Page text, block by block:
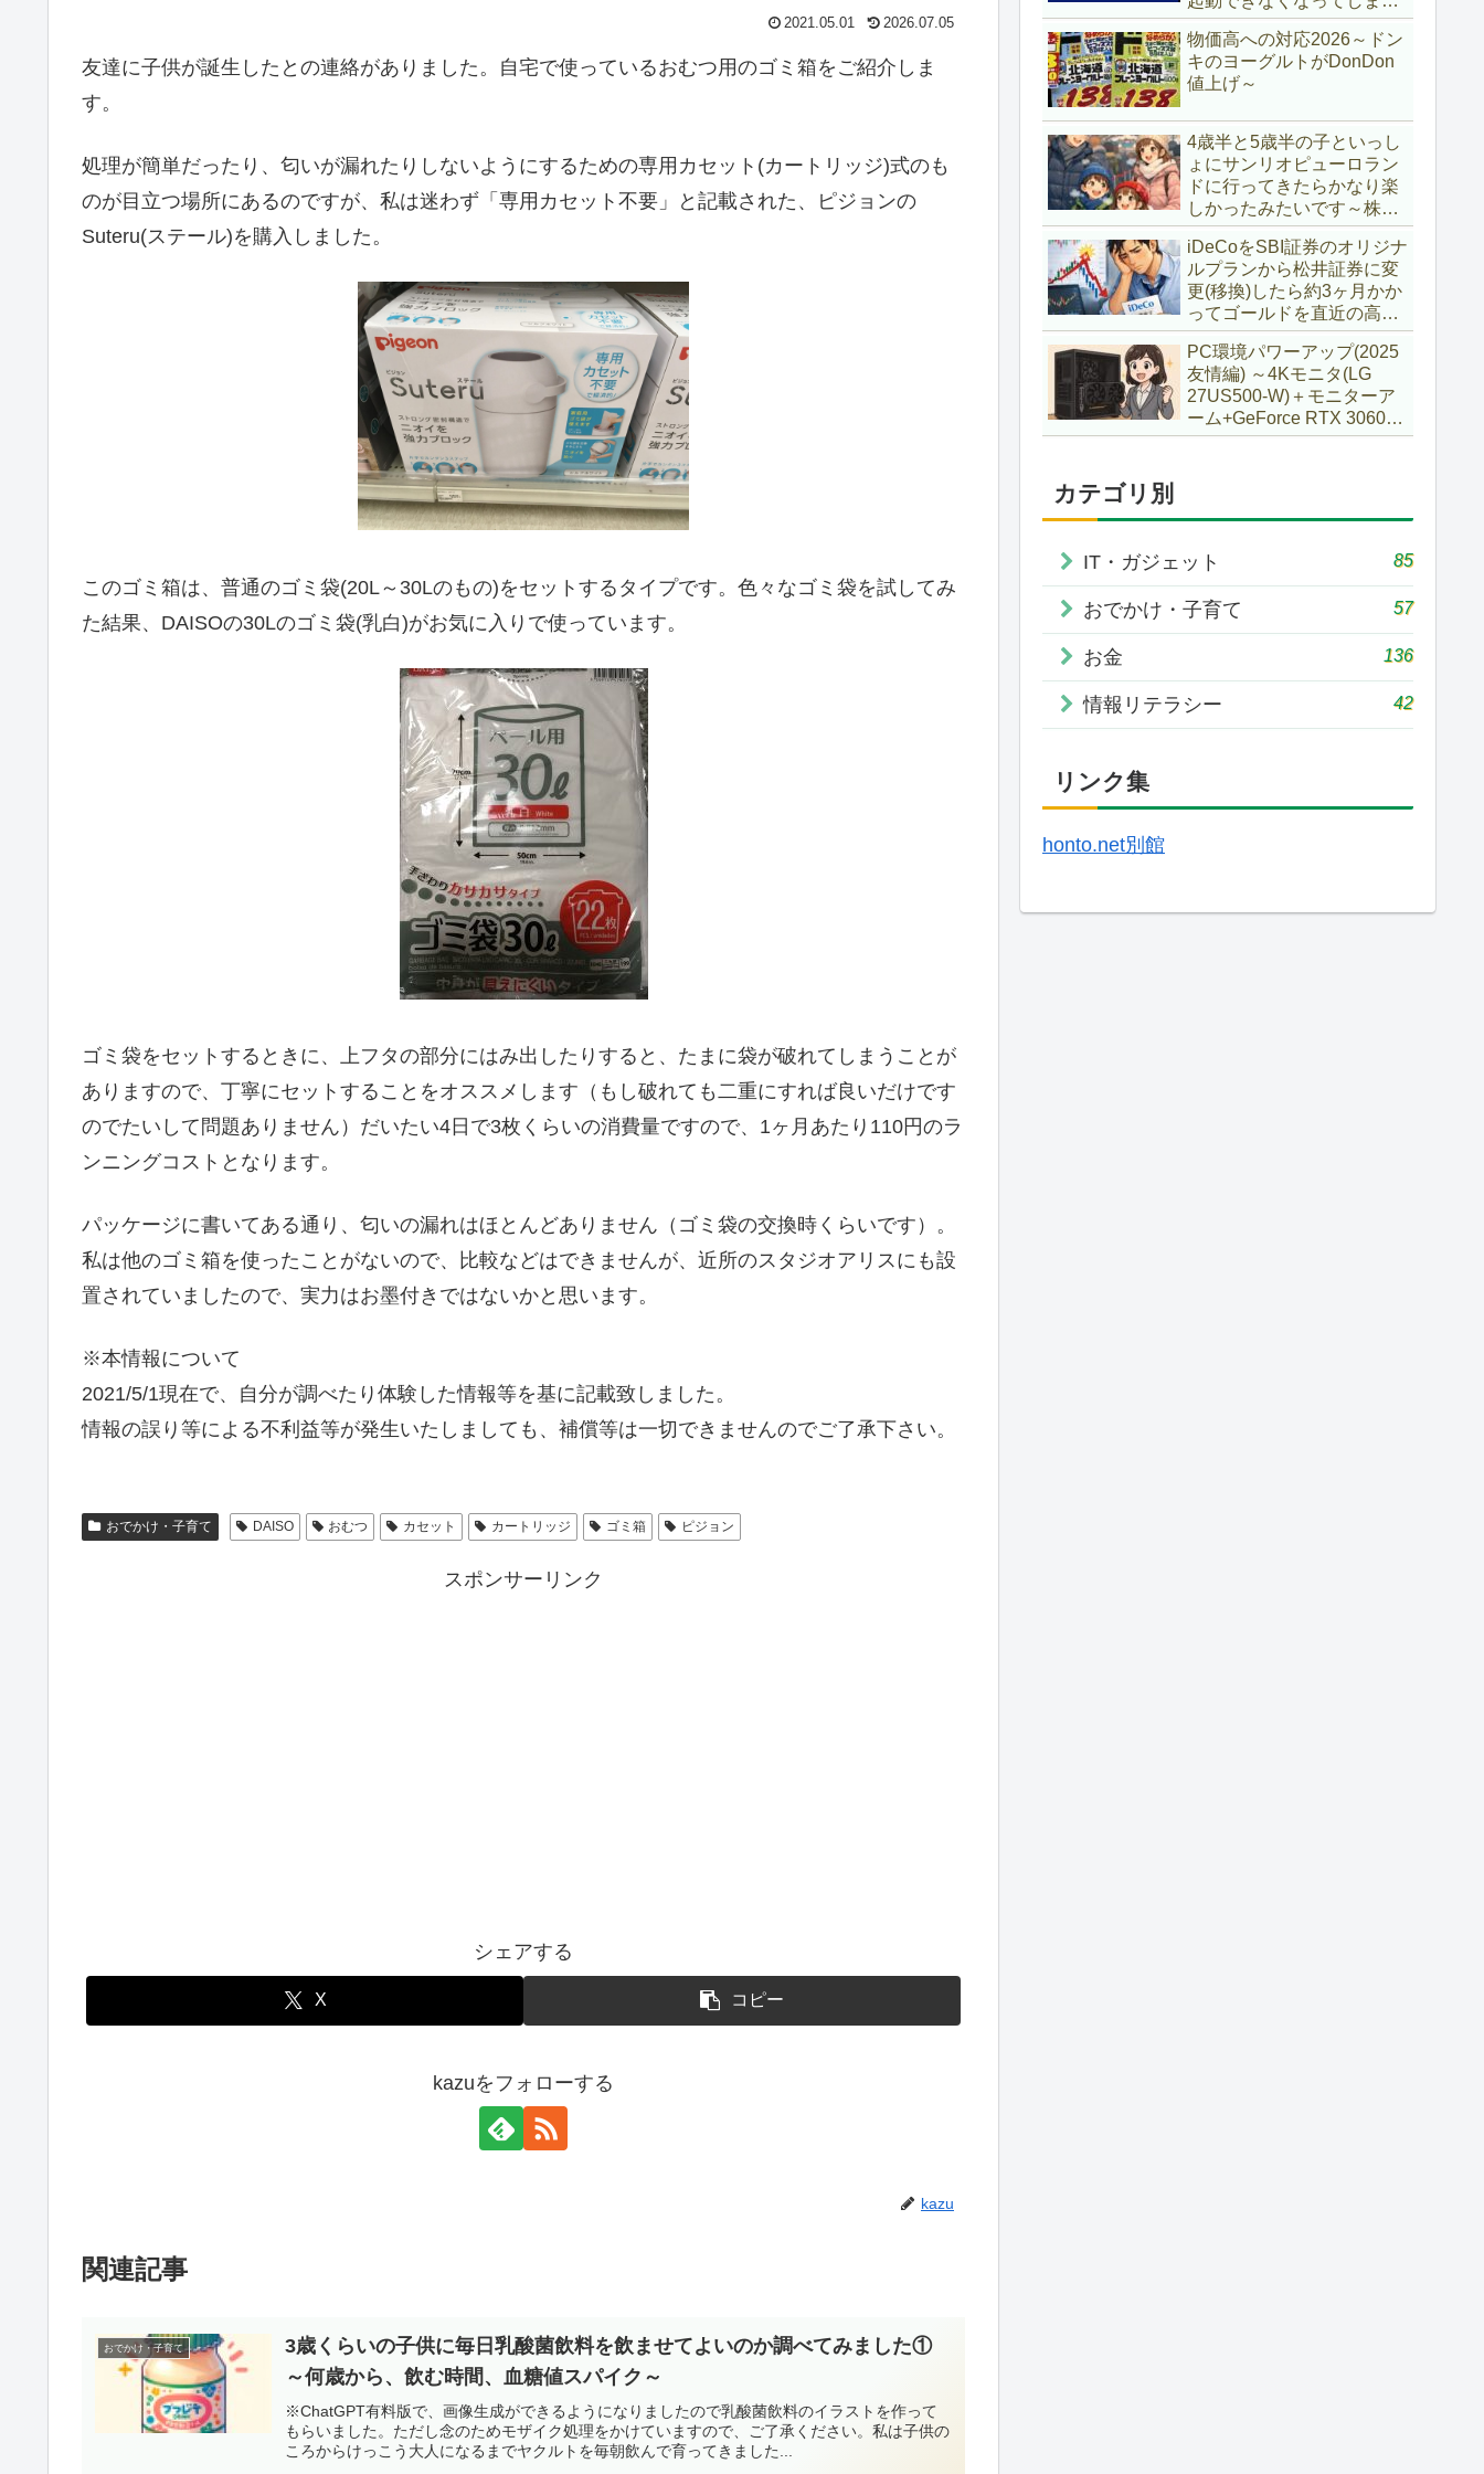
2021.05.01 2026.07.05
友達に子供が誕生したとの連絡がありました。自宅で使っているおむつ用のゴミ箱をご紹介しま
す。
処理が簡単だったり、匂いが漏れたりしないようにするための専用カセット(カートリッジ)式のも
のが目立つ場所にあるのですが、私は迷わず「専用カセット不要」と記載された、ピジョンの
Suteru(ステール)を購入しました。
このゴミ箱は、普通のゴミ袋(20L～30Lのもの)をセットするタイプです。色々なゴミ袋を試してみ
た結果、DAISOの30Lのゴミ袋(乳白)がお気に入りで使っています。
ゴミ袋をセットするときに、上フタの部分にはみ出したりすると、たまに袋が破れてしまうことが
ありますので、丁寧にセットすることをオススメします（もし破れても二重にすれば良いだけです
のでたいして問題ありません）だいたい4日で3枚くらいの消費量ですので、1ヶ月あたり110円のラ
ンニングコストとなります。
パッケージに書いてある通り、匂いの漏れはほとんどありません（ゴミ袋の交換時くらいです）。
私は他のゴミ箱を使ったことがないので、比較などはできませんが、近所のスタジオアリスにも設
置されていましたので、実力はお墨付きではないかと思います。
※本情報について
2021/5/1現在で、自分が調べたり体験した情報等を基に記載致しました。
情報の誤り等による不利益等が発生いたしましても、補償等は一切できませんのでご了承下さい。
おでかけ・子育て DAISO おむつ カセット カートリッジ ゴミ箱 ピジョン
スポンサーリンク
シェアする
X コピー
kazuをフォローする
kazu
関連記事
おでかけ・子育て
3歳くらいの子供に毎日乳酸菌飲料を飲ませてよいのか調べてみました①
～何歳から、飲む時間、血糖値スパイク～
※ChatGPT有料版で、画像生成ができるようになりましたので乳酸菌飲料のイラストを作って
もらいました。ただし念のためモザイク処理をかけていますので、ご了承ください。私は子供の
ころからけっこう大人になるまでヤクルトを毎朝飲んで育ってきました...
復旧～
物価高への対応2026～ドン
キのヨーグルトがDonDon
値上げ～
4歳半と5歳半の子といっし
ょにサンリオピューロラン
ドに行ってきたらかなり楽
しかったみたいです～株主
優待券利用～
iDeCoをSBI証券のオリジナ
ルプランから松井証券に変
更(移換)したら約3ヶ月かか
ってゴールドを直近の高値
で購入していた話
PC環境パワーアップ(2025
友情編) ～4Kモニタ(LG
27US500-W)＋モニターア
ーム+GeForce RTX 3060Ti
VENTUS 2X 8G OCV1
カテゴリ別
IT・ガジェット 85
おでかけ・子育て 57
お金 136
情報リテラシー 42
リンク集
honto.net別館